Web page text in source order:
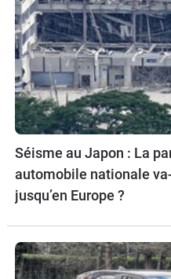
Séisme au Japon : La
automobile nationale
jusqu’en Europe ?